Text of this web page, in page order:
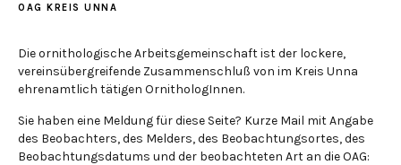
OAG KREIS UNNA
Die ornithologische Arbeitsgemeinschaft ist der lockere,
vereinsübergreifende Zusammenschluß von im Kreis Unna
ehrenamtlich tätigen OrnithologInnen.
Sie haben eine Meldung für diese Seite? Kurze Mail mit Angabe
des Beobachters, des Melders, des Beobachtungsortes, des
Beobachtungsdatums und der beobachteten Art an die OAG: